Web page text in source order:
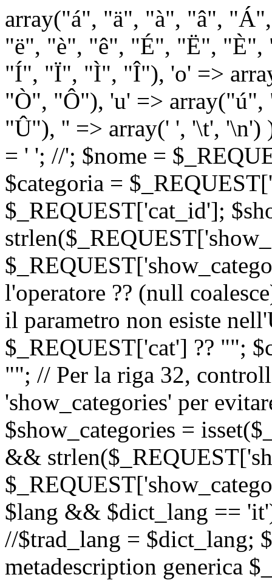
array("á", "ä", "à", "â",
"ë", "è", "ê", "É", "Ë",
"Í", "Ï", "Ì", "Î"), 'o' =>
"Ò", "Ô"), 'u' =>
"Û"), '' => array(' ', '\t',
= ' '; //'; $nome =
$categoria =
$_REQUEST['cat_id'];
l'operatore ?? (null
il parametro non esiste
$_REQUEST['cat'] ?? "";
""; // Per la riga 32,
'show_categories' per
$show_categories =
&&
$lang && $dict_lang ==
//$trad_lang = $dict_lang;
metadescription generica